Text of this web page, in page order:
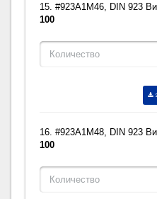
15. #923A1M46, DIN 923
100
16. #923A1M48, DIN 923
100